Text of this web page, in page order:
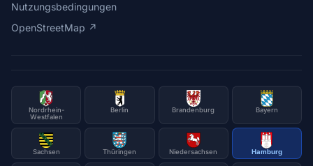
Nutzungsbedingungen
OpenStreetMap ↗
Nordrhein-
Westfalen
Berlin Brandenburg Bayern
Sachsen Thüringen Niedersachsen Hamburg